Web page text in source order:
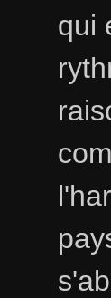
qui